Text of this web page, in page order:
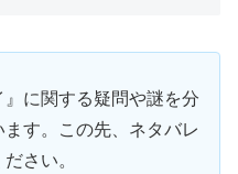
に関する疑問や謎を分
す。この先、ネタバレ
さい。